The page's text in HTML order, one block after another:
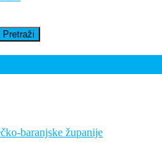
baranjske županije